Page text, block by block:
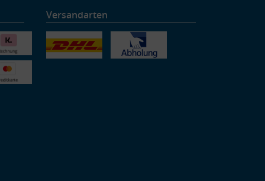
Versandarten